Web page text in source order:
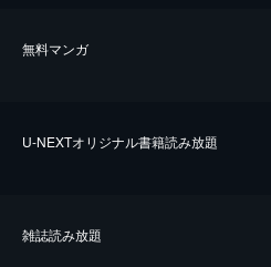
無料マンガ
U-NEXTオリジナル書籍読み放題
雑誌読み放題